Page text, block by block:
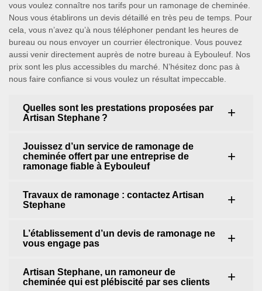
vous voulez connaître nos tarifs pour un ramonage de cheminée.
Nous vous établirons un devis détaillé en très peu de temps. Pour
cela, vous n’avez qu’à nous téléphoner pendant les heures de
bureau ou nous envoyer un courrier électronique. Vous pouvez
aussi venir directement auprès de notre bureau à Eybouleuf. Nos
prix sont les plus accessibles du marché. N’hésitez donc pas à
nous faire confiance si vous voulez un résultat impeccable.
Quelles sont les prestations proposées par
Artisan Stephane ?
Jouissez d’un service de ramonage de
cheminée offert par une entreprise de
ramonage fiable à Eybouleuf
Travaux de ramonage : contactez Artisan
Stephane
L’établissement d’un devis de ramonage ne
vous engage pas
Artisan Stephane, un ramoneur de
cheminée qui est plébiscité par ses clients